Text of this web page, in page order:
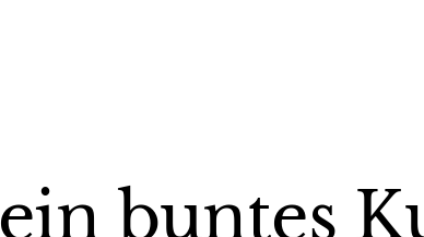
ein buntes